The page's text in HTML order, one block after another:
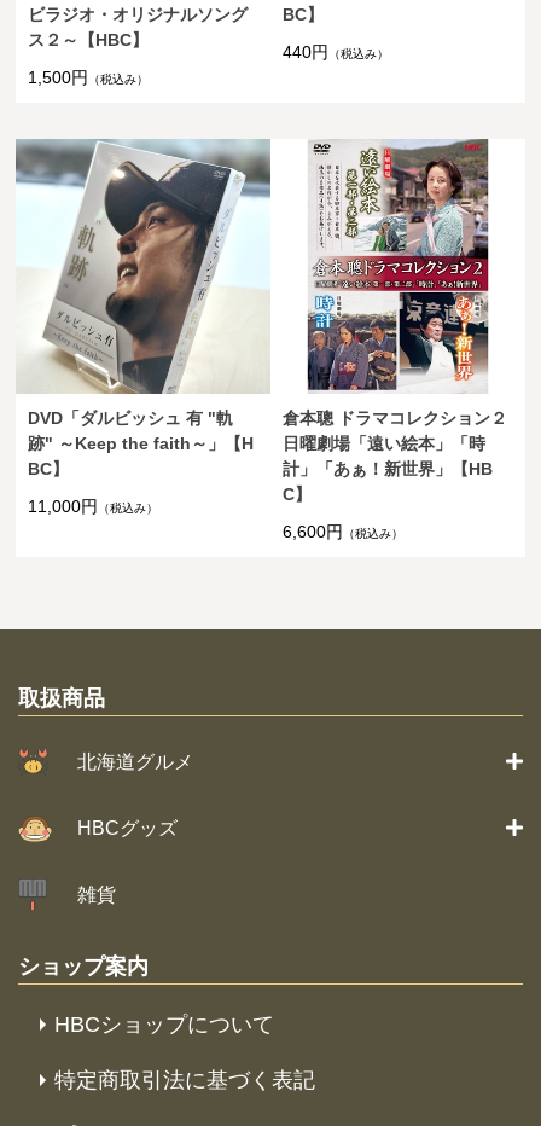
ビラジオ・オリジナルソング
ス２～【HBC】
1,500円
（税込み）
BC】
440円
（税込み）
DVD「ダルビッシュ 有 "軌
跡" ～Keep the faith～」【H
BC】
11,000円
（税込み）
倉本聰 ドラマコレクション２
日曜劇場「遠い絵本」「時
計」「あぁ！新世界」【HB
C】
6,600円
（税込み）
取扱商品
北海道グルメ
HBCグッズ
雑貨
ショップ案内
HBCショップについて
特定商取引法に基づく表記